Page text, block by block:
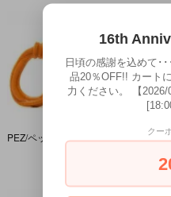
PEZ/ペッツ・Dispenser Body Parts/ディスペンサーボディパーツ 「Cowgirl/カウガール」
16th
日頃の感謝を込めて･
品20％OFF!! カート
力ください。 【
クー